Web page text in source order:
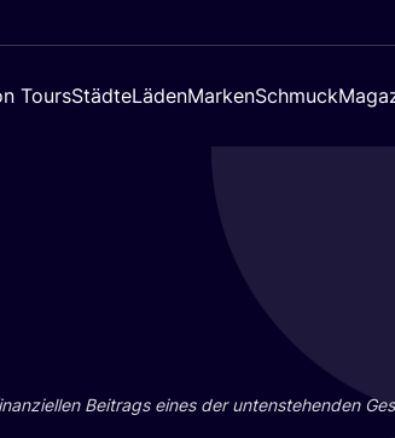
ToursStädteLädenMarkenSchmuck
Bei­trags eines der unten­ste­hen­den